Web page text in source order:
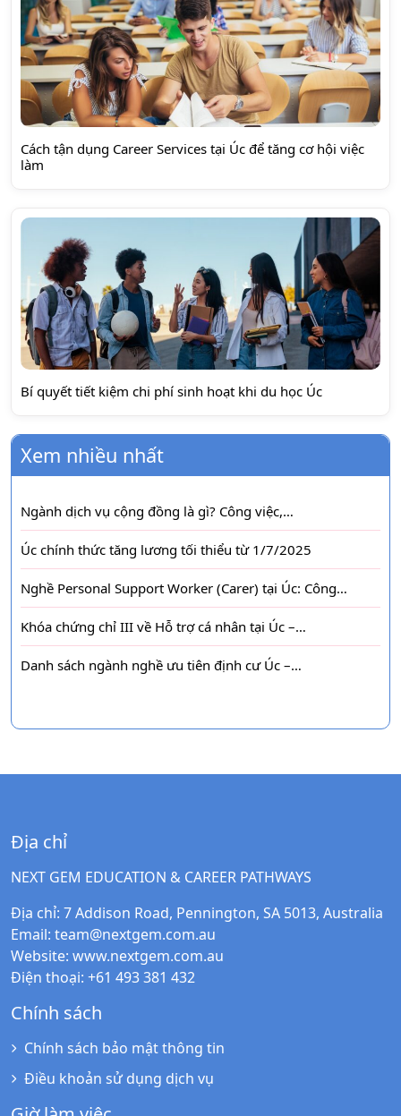
Cách tận dụng Career Services tại Úc để tăng cơ hội việc
làm
Bí quyết tiết kiệm chi phí sinh hoạt khi du học Úc
Xem nhiều nhất
Ngành dịch vụ cộng đồng là gì? Công việc,…
Úc chính thức tăng lương tối thiểu từ 1/7/2025
Nghề Personal Support Worker (Carer) tại Úc: Công…
Khóa chứng chỉ III về Hỗ trợ cá nhân tại Úc –…
Danh sách ngành nghề ưu tiên định cư Úc –…
Địa chỉ
NEXT GEM EDUCATION & CAREER PATHWAYS
Địa chỉ: 7 Addison Road, Pennington, SA 5013, Australia
Email: team@nextgem.com.au
Website: www.nextgem.com.au
Điện thoại: +61 493 381 432
Chính sách
Chính sách bảo mật thông tin
Điều khoản sử dụng dịch vụ